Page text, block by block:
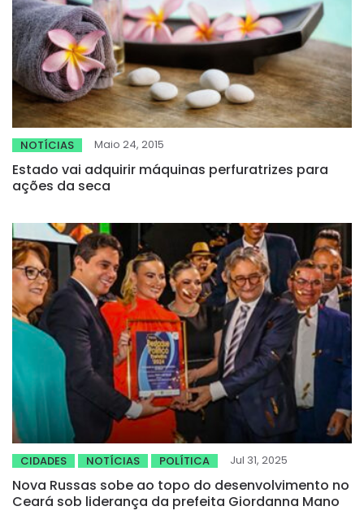
NOTÍCIAS Maio 24, 2015
Estado vai adquirir máquinas perfuratrizes para
ações da seca
CIDADES NOTÍCIAS POLÍTICA Jul 31, 2025
Nova Russas sobe ao topo do desenvolvimento no
Ceará sob liderança da prefeita Giordanna Mano